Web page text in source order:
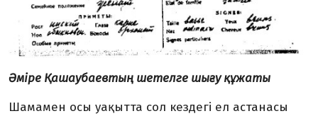
Әміре Қашаубаевтың шетелге шығу құжаты
Шамамен осы уақытта сол кездегі ел астанасы